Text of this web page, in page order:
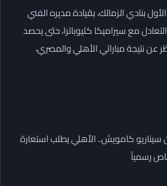
بنادي الزمالك، بقيادة مديره الفني
مع سيراميكا كليوباترا، حتى يحصد
عن نتيجة مباراتي الأهلي والمصري،
كامويش.. الأهلي يطلب استعارة
رسمياً